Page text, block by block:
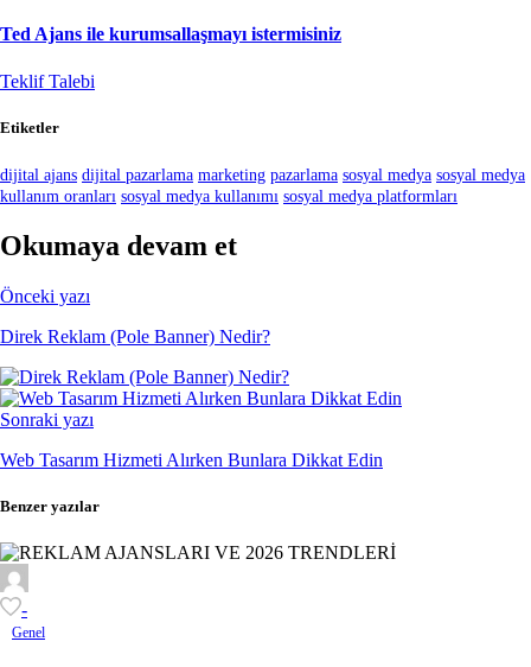
Ted Ajans ile kurumsallaşmayı istermisiniz
Teklif Talebi
Etiketler
dijital ajans dijital pazarlama marketing pazarlama sosyal medya sosyal medya
kullanım oranları sosyal medya kullanımı sosyal medya platformları
Okumaya devam et
Önceki yazı
Direk Reklam (Pole Banner) Nedir?
Sonraki yazı
Web Tasarım Hizmeti Alırken Bunlara Dikkat Edin
Benzer yazılar
-
Genel